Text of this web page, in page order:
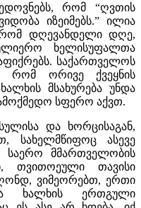
რომ “ღვთის
იზეიმებს.” ილია
რომ დღევანდელი დღე,
ხელისუფალთა
საქართველოს
რომ ორივე ქვეყნის
მსახურება უნდა
სფერო აქვთ.
და ხორცისაგან,
სახელმწიფოც ასევე
საერო მმართველობის
თვითოეული თავისი
ვიმეორებთ, ერთი
ხალხის ერთგული